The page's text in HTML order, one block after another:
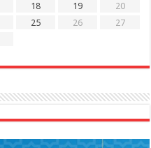
18 19
20
25 26
27